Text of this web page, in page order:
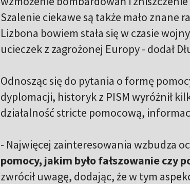
Szalenie ciekawe są także mało znane
Lizbona bowiem stała się w czasie
ucieczek z zagrożonej Europy - dodał
Odnosząc się do pytania o formę
dyplomacji, historyk z PISM wyróżnił
działalność stricte pomocową,
- Najwięcej zainteresowania wzbudza
pomocy, jakim było fałszowanie czy
zwrócił uwagę, dodając, że w tym